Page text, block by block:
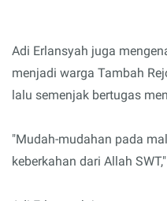
Adi Erlansyah juga
menjadi warga Tambah
lalu semenjak bertugas
"Mudah-mudahan pada
keberkahan dari Allah